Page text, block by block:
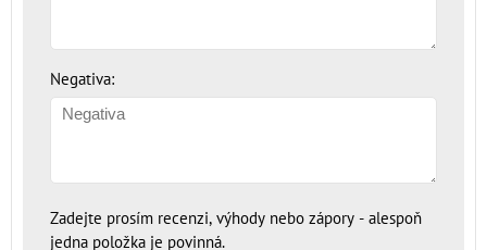
Negativa:
Zadejte prosím recenzi, výhody nebo zápory - alespoň
jedna položka je povinná.